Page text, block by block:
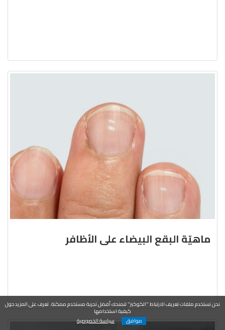
ماهيّة البقع البيضاء على الأظافر
نحن نستخدم ملفات تعريف الارتباط "الكوكيز" لنمنحك أفضل تجربة مستخدم ممكنة. تعرف على المزيد حول
كيفية استخدامها
موافق
سياسة الخصوصية